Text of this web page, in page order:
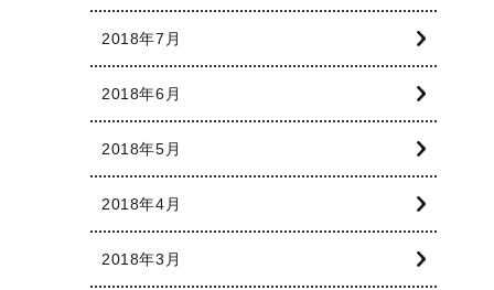
2018年7月
2018年6月
2018年5月
2018年4月
2018年3月